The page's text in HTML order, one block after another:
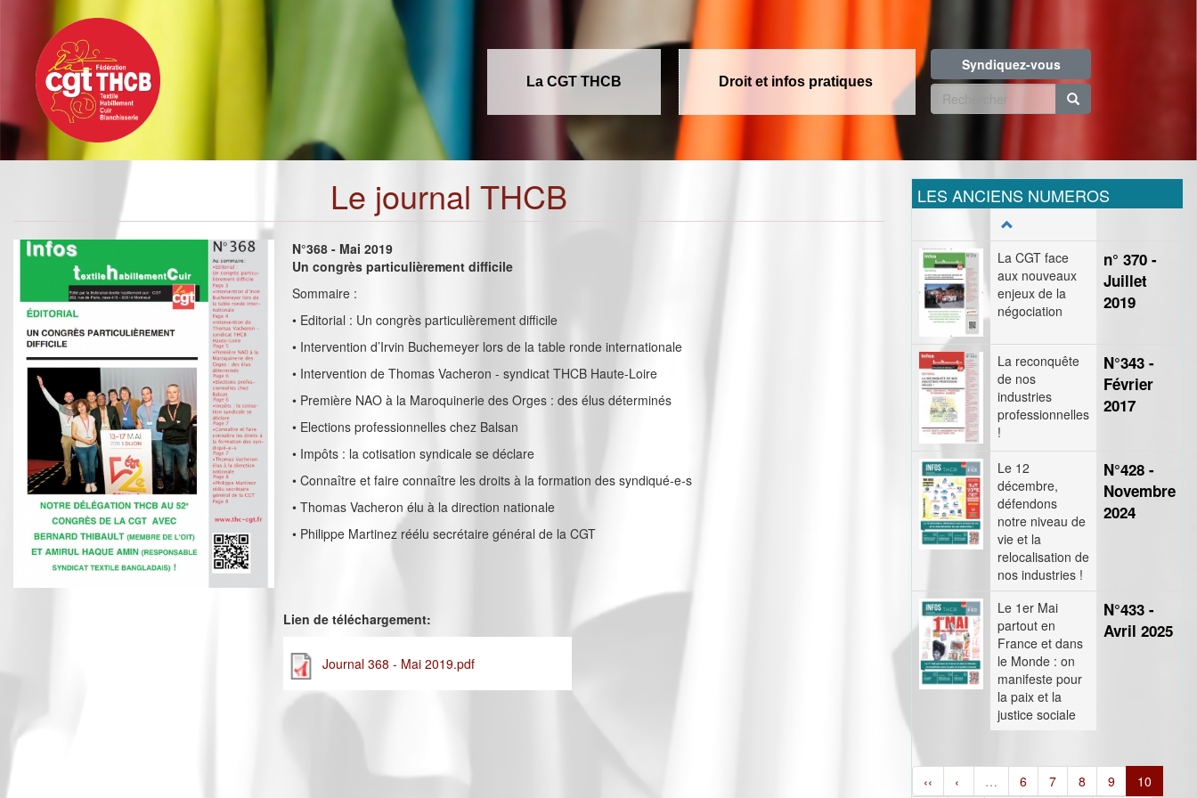
contenu
principal
La CGT THCB Droit et infos pratiques
Syndiquez-vous
Formulaire
recherche
Le journal THCB
N°368 - Mai 2019
Un congrès particulièrement difficile
Sommaire :
• Editorial : Un congrès particulièrement difficile
• Intervention d’Irvin Buchemeyer lors de la table ronde internationale
• Intervention de Thomas Vacheron - syndicat THCB Haute-Loire
• Première NAO à la Maroquinerie des Orges : des élus déterminés
• Elections professionnelles chez Balsan
• Impôts : la cotisation syndicale se déclare
• Connaître et faire connaître les droits à la formation des syndiqué-e-s
• Thomas Vacheron élu à la direction nationale
• Philippe Martinez réélu secrétaire général de la CGT
Lien de téléchargement:
Journal 368 - Mai 2019.pdf
LES ANCIENS NUMEROS
La CGT face
aux nouveaux
enjeux de la
négociation
n° 370 -
Juillet
2019
La reconquête
de nos
industries
professionnelles
!
N°343 -
Février
2017
Le 12
décembre,
défendons
notre niveau de
vie et la
relocalisation de
nos industries !
N°428 -
Novembre
2024
Le 1er Mai
partout en
France et dans
le Monde : on
manifeste pour
la paix et la
justice sociale
N°433 -
Avril 2025
‹‹ ‹ … 6 7 8 9 10